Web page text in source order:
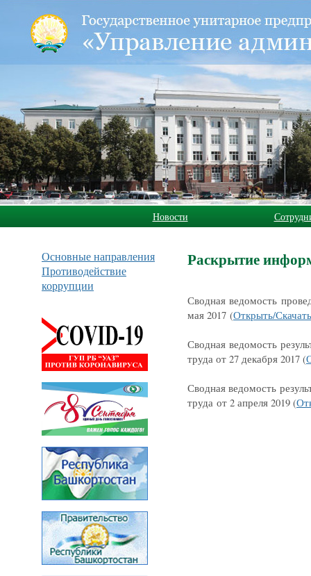
Новости
Основные направления
Противодействие
коррупции
Раскрытие
Сводная ведомость
мая 2017 (Открыть/Скачать
Сводная ведомость
труда от 27 декабря 2017 (
Сводная ведомость
труда от 2 апреля 2019 (